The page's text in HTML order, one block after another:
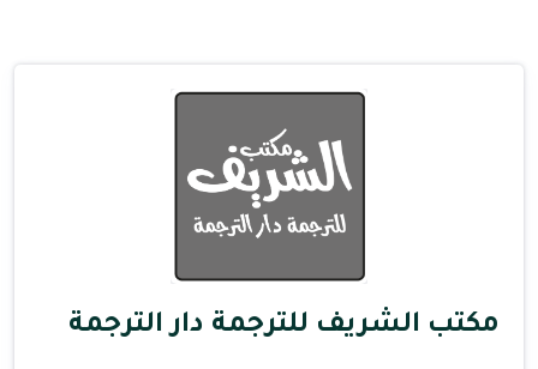
مكتب الشريف للترجمة دار الترجمة